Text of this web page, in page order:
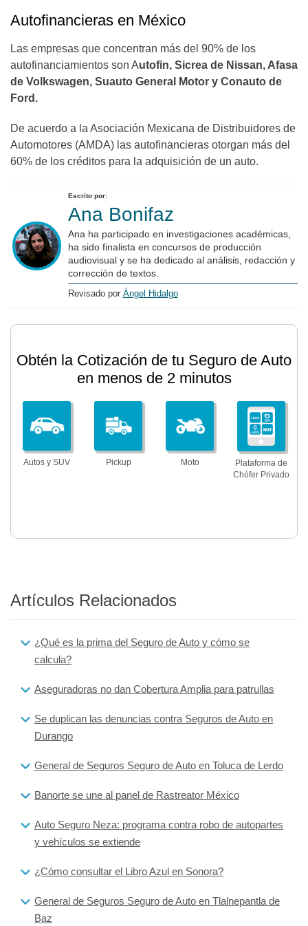
Autofinancieras en México
Las empresas que concentran más del 90% de los
autofinanciamientos son Autofin, Sicrea de Nissan, Afasa
de Volkswagen, Suauto General Motor y Conauto de
Ford.
De acuerdo a la Asociación Mexicana de Distribuidores de
Automotores (AMDA) las autofinancieras otorgan más del
60% de los créditos para la adquisición de un auto.
Escrito por:
Ana Bonifaz
Ana ha participado en investigaciones académicas,
ha sido finalista en concursos de producción
audiovisual y se ha dedicado al análisis, redacción y
corrección de textos.
Revisado por Ángel Hidalgo
Obtén la Cotización de tu Seguro de Auto
en menos de 2 minutos
Autos y SUV Pickup Moto
Plataforma de
Chófer Privado
Artículos Relacionados
¿Qué es la prima del Seguro de Auto y cómo se
calcula?
Aseguradoras no dan Cobertura Amplia para patrullas
Se duplican las denuncias contra Seguros de Auto en
Durango
General de Seguros Seguro de Auto en Toluca de Lerdo
Banorte se une al panel de Rastreator México
Auto Seguro Neza: programa contra robo de autopartes
y vehículos se extiende
¿Cómo consultar el Libro Azul en Sonora?
General de Seguros Seguro de Auto en Tlalnepantla de
Baz